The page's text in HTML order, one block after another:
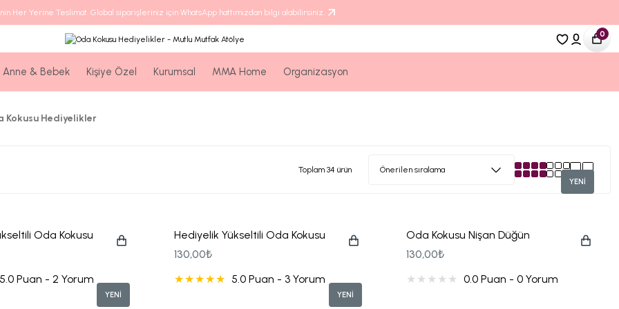
Her Yerine Teslimat. Global siparişleriniz için WhatsApp hattımızdan bilgi alabilirsiniz.
0
Anne & Bebek Kişiye Özel Kurumsal MMA Home Organizasyon
Kokusu Hediyelikler
Toplam 34 ürün
Oda Kokusu
Hediyeliği
5.0 Puan - 2 Yorum
Hediyelik Yükseltili Oda Kokusu
Nişan Hediyeliği
130,00₺
5.0 Puan - 3 Yorum
YENİ
Oda Kokusu Nişan Düğün
Hediyeliği
130,00₺
0.0 Puan - 0 Yorum
YENİ YENİ